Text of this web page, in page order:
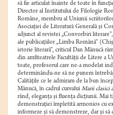
să fie articulat înainte de toate în
Director al Institutului de Filologie
Române, membru al Uniunii
Asociaţiei de Literatură Generală şi
adjunct al revistei „Convorbiri
ale publicaţiilor „Limba Română”
istorie literară”, criticul Dan Mănucă
din amfiteatrele Facultăţii de Litere a
toate, profesorul care ne-a modelat
determinându-ne să ne punem
Calităţile ce le admiram de la bun
Mănucă, în cadrul cursului Marii clasici
rând, eleganţa şi fluenţa dicţiunii. Mai
demonstraţiei împletită armonios cu
informeze şi să demonstreze, dar şi